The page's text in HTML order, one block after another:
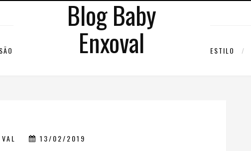
Blog Baby
Enxoval ESTILO
13/02/2019